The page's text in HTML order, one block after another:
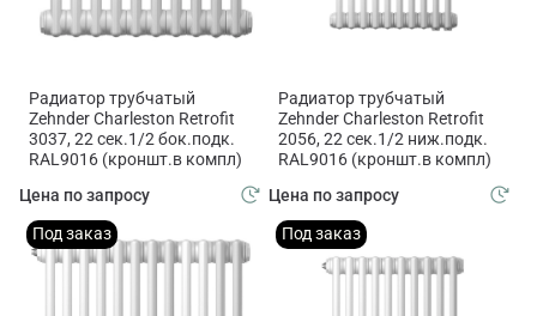
Радиатор трубчатый
Zehnder Charleston Retrofit
3037, 22 сек.1/2 бок.подк.
RAL9016 (кроншт.в компл)
Цена по запросу
Радиатор трубчатый
Zehnder Charleston Retrofit
2056, 22 сек.1/2 ниж.подк.
RAL9016 (кроншт.в компл)
Цена по запросу
Под заказ Под заказ